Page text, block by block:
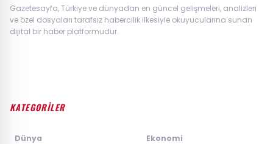
Gazetesayfa, Türkiye ve dünyadan en güncel gelişmeleri, analizleri
ve özel dosyaları tarafsız habercilik ilkesiyle okuyucularına sunan
dijital bir haber platformudur.
KATEGORİLER
Dünya
Ekonomi